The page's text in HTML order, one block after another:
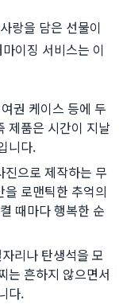
랑을 담은 선물이
이징 서비스는 이
권 케이스 등에 두
제품은 시간이 지날
니다.
진으로 제작하는 무
로맨틱한 추억의
때마다 행복한 순
리나 탄생석을 모
는 흔하지 않으면서
다.